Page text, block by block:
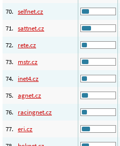
70. selfnet.cz
71. sattnet.cz
72. rete.cz
73. mstr.cz
74. inet4.cz
75. agnet.cz
76. racingnet.cz
77. eri.cz